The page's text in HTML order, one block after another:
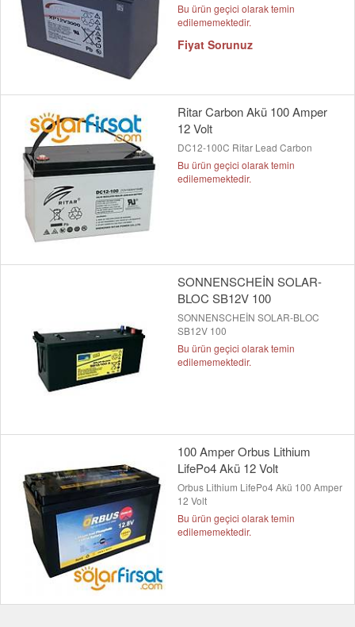
Bu ürün geçici olarak temin
edilememektedir.
Fiyat Sorunuz
Ritar Carbon Akü 100 Amper
12 Volt
DC12-100C Ritar Lead Carbon
Bu ürün geçici olarak temin
edilememektedir.
SONNENSCHEİN SOLAR-
BLOC SB12V 100
SONNENSCHEİN SOLAR-BLOC
SB12V 100
Bu ürün geçici olarak temin
edilememektedir.
100 Amper Orbus Lithium
LifePo4 Akü 12 Volt
Orbus Lithium LifePo4 Akü 100 Amper
12 Volt
Bu ürün geçici olarak temin
edilememektedir.